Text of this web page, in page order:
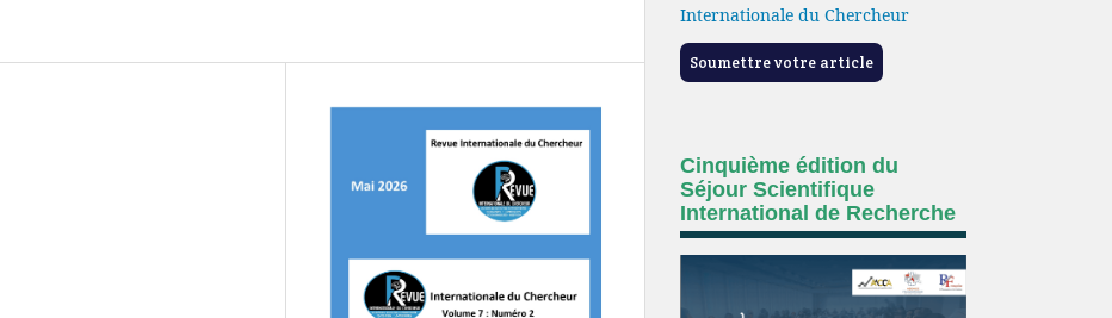
Internationale du Chercheur
Soumettre votre article
Cinquième édition du
Séjour Scientifique
International de Recherche